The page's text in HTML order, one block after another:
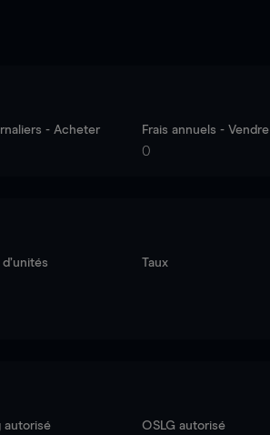
- Acheter Frais annuels - Vendre
0
Taux
autorisé OSLG autorisé